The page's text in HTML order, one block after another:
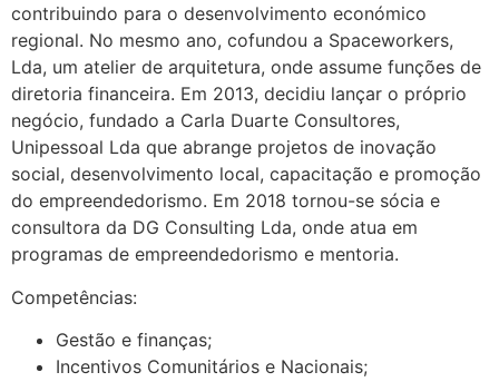
contribuindo para o desenvolvimento económico
regional. No mesmo ano, cofundou a Spaceworkers,
Lda, um atelier de arquitetura, onde assume funções de
diretoria financeira. Em 2013, decidiu lançar o próprio
negócio, fundado a Carla Duarte Consultores,
Unipessoal Lda que abrange projetos de inovação
social, desenvolvimento local, capacitação e promoção
do empreendedorismo. Em 2018 tornou-se sócia e
consultora da DG Consulting Lda, onde atua em
programas de empreendedorismo e mentoria.
Competências:
Gestão e finanças;
Incentivos Comunitários e Nacionais;